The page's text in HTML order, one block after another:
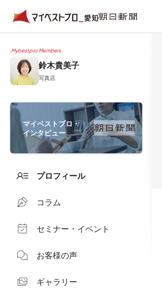
Mybestpro Members
鈴木貴美子
写真店
マイベストプロ・
インタビュー
プロフィール
コラム
セミナー・イベント
お客様の声
ギャラリー